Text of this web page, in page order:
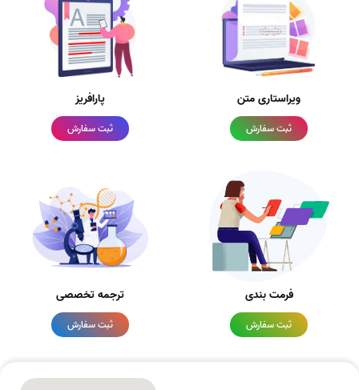
ویراستاری متن
ثبت سفارش
پارافریز
ثبت سفارش
فرمت بندی
ثبت سفارش
ترجمه تخصصی
ثبت سفارش